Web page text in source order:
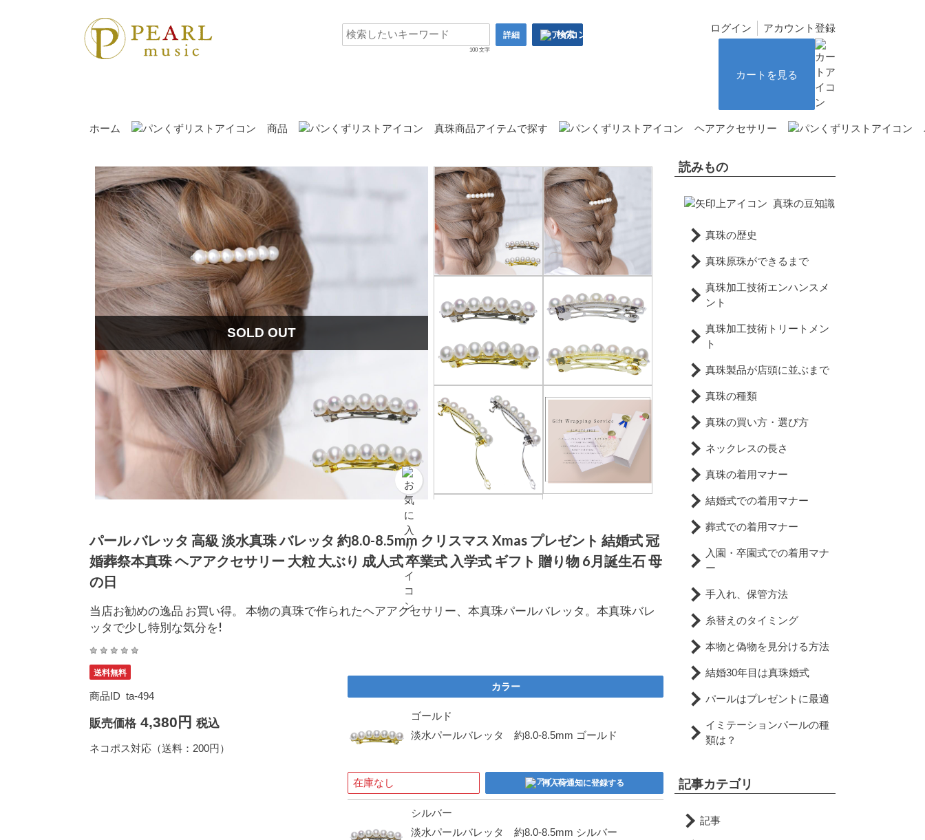
100 文字
詳細 検索
ログイン アカウント登録
カートを見る
ホーム 商品 真珠商品アイテムで探す ヘアアクセサリー
SOLD OUT
パール バレッタ 高級 淡水真珠 バレッタ 約8.0-8.5mm クリスマス Xmas プレゼント 結婚式 冠
婚葬祭本真珠 ヘアアクセサリー 大粒 大ぶり 成人式 卒業式 入学式 ギフト 贈り物 6月誕生石 母
の日
当店お勧めの逸品 お買い得。 本物の真珠で作られたヘアアクセサリー、本真珠パールバレッタ。本真珠バレ
ッタで少し特別な気分を!
送料無料
商品ID ta-494
販売価格 4,380円 税込
ネコポス対応（送料：200円）
カラー
ゴールド
淡水パールバレッタ 約8.0-8.5mm ゴールド
在庫なし 再入荷通知に登録する
シルバー
淡水パールバレッタ 約8.0-8.5mm シルバー
読みもの
真珠の豆知識
真珠の歴史
真珠原珠ができるまで
真珠加工技術エンハンスメ
ント
真珠加工技術トリートメン
ト
真珠製品が店頭に並ぶまで
真珠の種類
真珠の買い方・選び方
ネックレスの長さ
真珠の着用マナー
結婚式での着用マナー
葬式での着用マナー
入園・卒園式での着用マナ
ー
手入れ、保管方法
糸替えのタイミング
本物と偽物を見分ける方法
結婚30年目は真珠婚式
パールはプレゼントに最適
イミテーションパールの種
類は？
記事カテゴリ
記事